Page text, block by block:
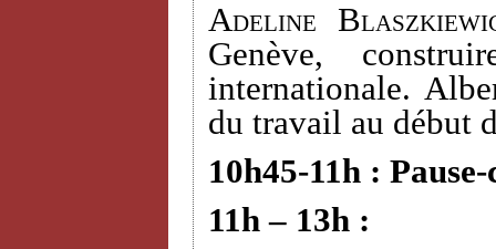
Adeline
Genève,
internationale.
du travail au début
10h45-11h : Pause-
11h – 13h :